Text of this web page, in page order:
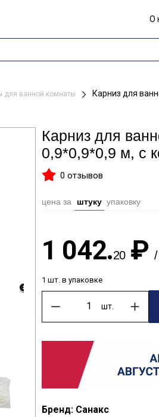
О
для ванной комнаты
Карниз для
Карниз для
0,9*0,9*0,9 м, с
0 отзывов
цена за штуку упаковку
1 042.20₽
1 шт. в упаковке
шт.
Бренд: Санакс